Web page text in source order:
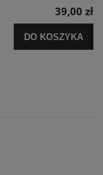
39,00 zł
DO KOSZYKA